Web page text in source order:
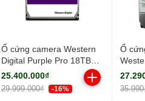
Ổ cứng camera Western
Digital Purple Pro 18TB
WD181PURP (3.5Inch/
7200rpm/ Cache 256MB/
SATA3)
25.400.000₫
29.999.000₫ -16%
Ổ
18TB